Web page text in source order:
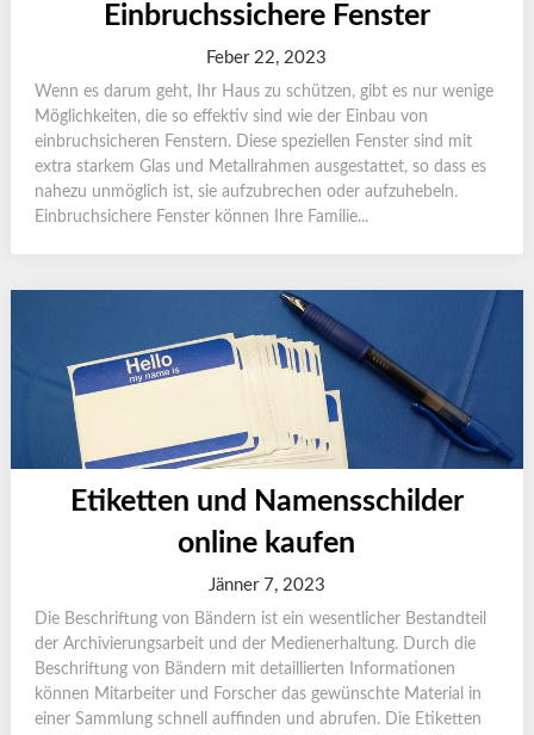
Einbruchssichere Fenster
Feber 22, 2023
Wenn es darum geht, Ihr Haus zu schützen, gibt es nur wenige
Möglichkeiten, die so effektiv sind wie der Einbau von
einbruchsicheren Fenstern. Diese speziellen Fenster sind mit
extra starkem Glas und Metallrahmen ausgestattet, so dass es
nahezu unmöglich ist, sie aufzubrechen oder aufzuhebeln.
Einbruchsichere Fenster können Ihre Familie...
Etiketten und Namensschilder
online kaufen
Jänner 7, 2023
Die Beschriftung von Bändern ist ein wesentlicher Bestandteil
der Archivierungsarbeit und der Medienerhaltung. Durch die
Beschriftung von Bändern mit detaillierten Informationen
können Mitarbeiter und Forscher das gewünschte Material in
einer Sammlung schnell auffinden und abrufen. Die Etiketten